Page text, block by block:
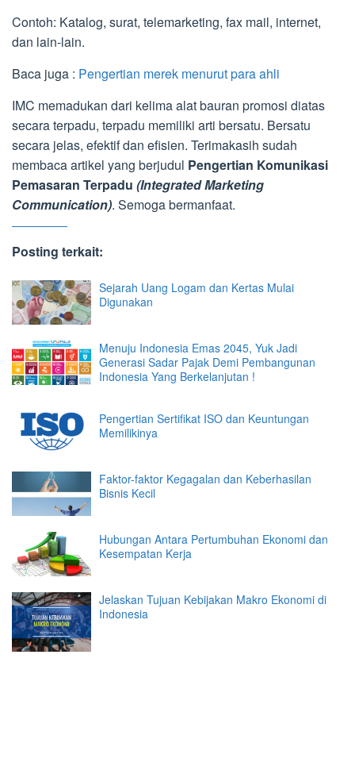
Contoh: Katalog, surat, telemarketing, fax mail, internet,
dan lain-lain.
Baca juga : Pengertian merek menurut para ahli
IMC memadukan dari kelima alat bauran promosi diatas
secara terpadu, terpadu memiliki arti bersatu. Bersatu
secara jelas, efektif dan efisien. Terimakasih sudah
membaca artikel yang berjudul Pengertian Komunikasi
Pemasaran Terpadu (Integrated Marketing
Communication). Semoga bermanfaat.
Posting terkait:
Sejarah Uang Logam dan Kertas Mulai
Digunakan
Menuju Indonesia Emas 2045, Yuk Jadi
Generasi Sadar Pajak Demi Pembangunan
Indonesia Yang Berkelanjutan !
Pengertian Sertifikat ISO dan Keuntungan
Memilikinya
Faktor-faktor Kegagalan dan Keberhasilan
Bisnis Kecil
Hubungan Antara Pertumbuhan Ekonomi dan
Kesempatan Kerja
Jelaskan Tujuan Kebijakan Makro Ekonomi di
Indonesia